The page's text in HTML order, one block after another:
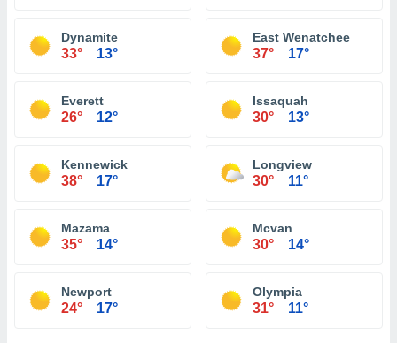
Dynamite
33° 13°
East Wenatchee
37° 17°
Everett
26° 12°
Issaquah
30° 13°
Kennewick
38° 17°
Longview
30° 11°
Mazama
35° 14°
Mcvan
30° 14°
Newport
24° 17°
Olympia
31° 11°